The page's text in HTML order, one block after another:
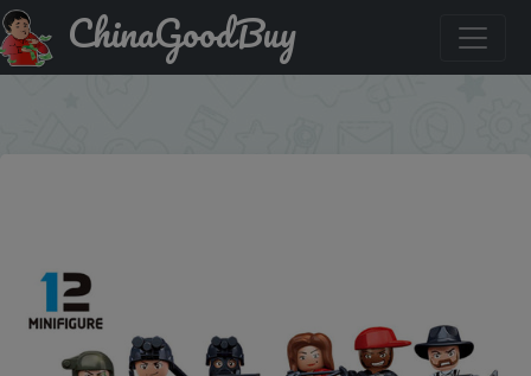
Знижка на SLUBAN Конструктор военной серии 1
фигура, отправиться случайным образом
ChinaGoodBuy